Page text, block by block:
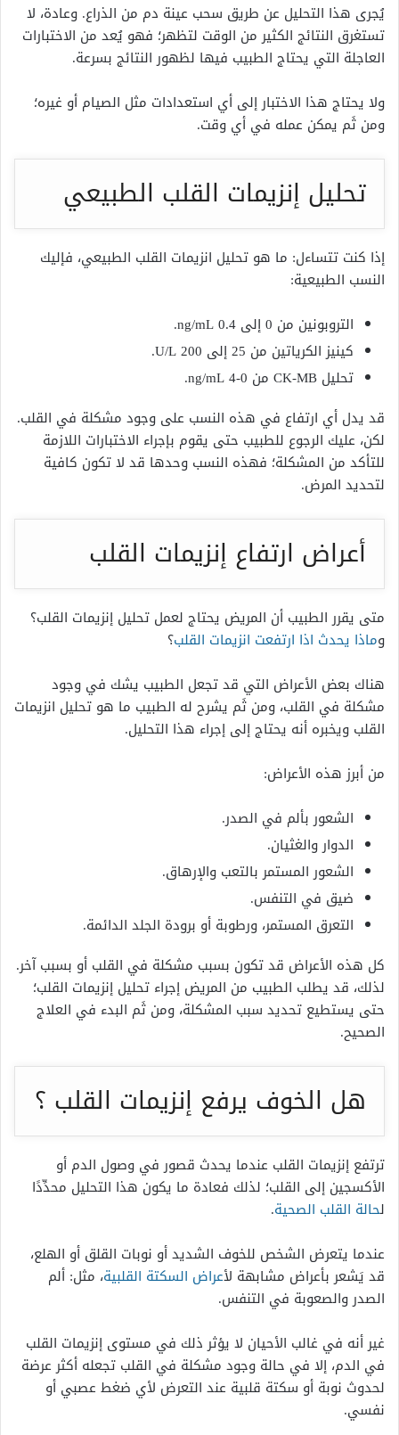
يُجرى هذا التحليل عن طريق سحب عينة دم من الذراع. وعادة، لا
تستغرق النتائج الكثير من الوقت لتظهر؛ فهو يُعد من الاختبارات
العاجلة التي يحتاج الطبيب فيها لظهور النتائج بسرعة.
ولا يحتاج هذا الاختبار إلى أي استعدادات مثل الصيام أو غيره؛
ومن ثَم يمكن عمله في أي وقت.
تحليل إنزيمات القلب الطبيعي
إذا كنت تتساءل: ما هو تحليل انزيمات القلب الطبيعي، فإليك
النسب الطبيعية:
التروبونين من 0 إلى 0.4 ng/mL.
كينيز الكرياتين من 25 إلى 200 U/L.
تحليل CK-MB من 0-4 ng/mL.
قد يدل أي ارتفاع في هذه النسب على وجود مشكلة في القلب.
لكن، عليك الرجوع للطبيب حتى يقوم بإجراء الاختبارات اللازمة
للتأكد من المشكلة؛ فهذه النسب وحدها قد لا تكون كافية
لتحديد المرض.
أعراض ارتفاع إنزيمات القلب
متى يقرر الطبيب أن المريض يحتاج لعمل تحليل إنزيمات القلب؟
وماذا يحدث اذا ارتفعت انزيمات القلب؟
هناك بعض الأعراض التي قد تجعل الطبيب يشك في وجود
مشكلة في القلب، ومن ثَم يشرح له الطبيب ما هو تحليل انزيمات
القلب ويخبره أنه يحتاج إلى إجراء هذا التحليل.
من أبرز هذه الأعراض:
الشعور بألم في الصدر.
الدوار والغثيان.
الشعور المستمر بالتعب والإرهاق.
ضيق في التنفس.
التعرق المستمر، ورطوبة أو برودة الجلد الدائمة.
كل هذه الأعراض قد تكون بسبب مشكلة في القلب أو بسبب آخر.
لذلك، قد يطلب الطبيب من المريض إجراء تحليل إنزيمات القلب؛
حتى يستطيع تحديد سبب المشكلة، ومن ثَم البدء في العلاج
الصحيح.
هل الخوف يرفع إنزيمات القلب ؟
ترتفع إنزيمات القلب عندما يحدث قصور في وصول الدم أو
الأكسجين إلى القلب؛ لذلك فعادة ما يكون هذا التحليل محدِّدًا
لحالة القلب الصحية.
عندما يتعرض الشخص للخوف الشديد أو نوبات القلق أو الهلع،
قد يَشعر بأعراض مشابهة لأعراض السكتة القلبية، مثل: ألم
الصدر والصعوبة في التنفس.
غير أنه في غالب الأحيان لا يؤثر ذلك في مستوى إنزيمات القلب
في الدم، إلا في حالة وجود مشكلة في القلب تجعله أكثر عرضة
لحدوث نوبة أو سكتة قلبية عند التعرض لأي ضغط عصبي أو
نفسي.